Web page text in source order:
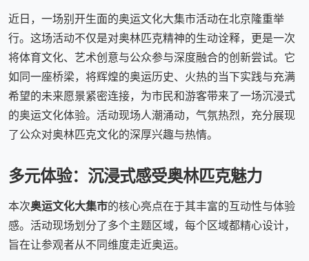
近日，一场别开生面的奥运文化大集市活动在北京隆重举
行。这场活动不仅是对奥林匹克精神的生动诠释，更是一次
将体育文化、艺术创意与公众参与深度融合的创新尝试。它
如同一座桥梁，将辉煌的奥运历史、火热的当下实践与充满
希望的未来愿景紧密连接，为市民和游客带来了一场沉浸式
的奥运文化体验。活动现场人潮涌动，气氛热烈，充分展现
了公众对奥林匹克文化的深厚兴趣与热情。
多元体验：沉浸式感受奥林匹克魅力
本次奥运文化大集市的核心亮点在于其丰富的互动性与体验
感。活动现场划分了多个主题区域，每个区域都精心设计，
旨在让参观者从不同维度走近奥运。